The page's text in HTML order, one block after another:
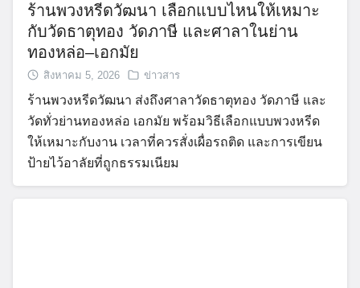
ร้านพวงหรีดวัฒนา เลือกแบบไหนให้เหมาะ
กับวัดธาตุทอง วัดภาษี และศาลาในย่าน
ทองหล่อ–เอกมัย
สิงหาคม 5, 2026 ข่าวสาร
ร้านพวงหรีดวัฒนา ส่งถึงศาลาวัดธาตุทอง วัดภาษี และ
วัดทั่วย่านทองหล่อ เอกมัย พร้อมวิธีเลือกแบบพวงหรีด
ให้เหมาะกับงาน เวลาที่ควรสั่งเผื่อรถติด และการเขียน
ป้ายไว้อาลัยที่ถูกธรรมเนียม